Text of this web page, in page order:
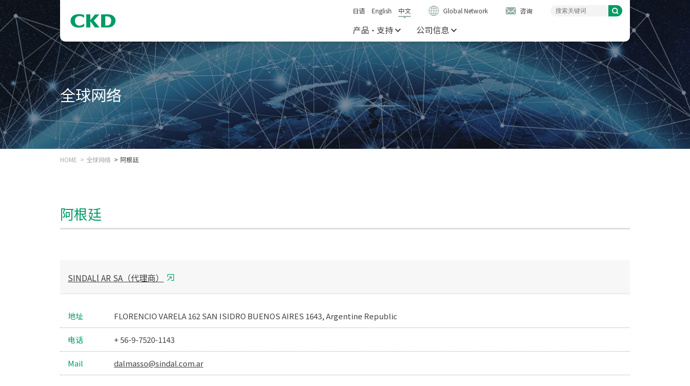
日语 English 中文 Global Network 咨询
产品・支持 公司信息
全球网络
HOME 全球网络 阿根廷
阿根廷
SINDALl AR SA（代理商）
地址 FLORENCIO VARELA 162 SAN ISIDRO BUENOS AIRES 1643, Argentine Republic
电话 + 56-9-7520-1143
Mail dalmasso@sindal.com.ar